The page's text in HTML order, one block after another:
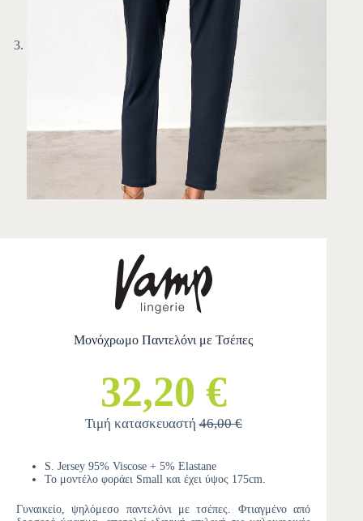
Μονόχρωμο Παντελόνι με Τσέπες
32,20 €
Τιμή κατασκευαστή46,00 €
S. Jersey 95% Viscose + 5% Elastane
Το μοντέλο φοράει Small και έχει ύψος 175cm.
Γυναικείο, ψηλόμεσο παντελόνι με τσέπες. Φτιαγμένο από